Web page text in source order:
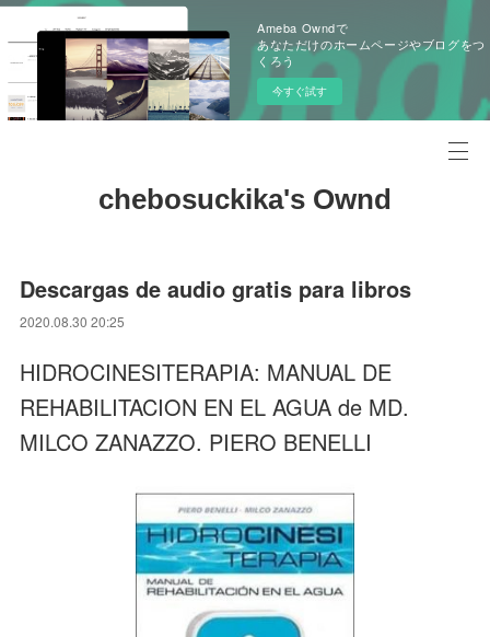
Ameba Owndで
あなただけのホームページやブログをつ
くろう
今すぐ試す
chebosuckika's Ownd
Descargas de audio gratis para libros
2020.08.30 20:25
HIDROCINESITERAPIA: MANUAL DE
REHABILITACION EN EL AGUA de MD.
MILCO ZANAZZO. PIERO BENELLI